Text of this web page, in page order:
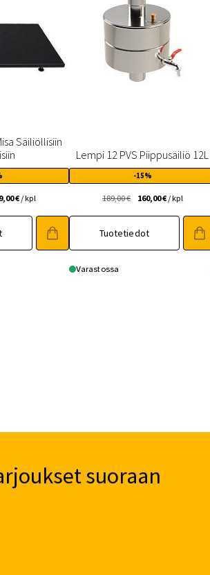
Säiliöllisiin
€.
€Nykyinen
179,00 €.
/ kpl
Lempi 12 PVS Piippusäiliö 12L
-15%
189,00€ Alkuperäinen
189,00 €.
160,00€Nykyinen
160,00 €.
/ kpl
Tuotetiedot
Varastossa
suoraan